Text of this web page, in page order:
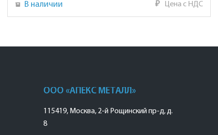
В наличии ₽ Цена с НДС
ООО «АПЕКС МЕТАЛЛ»
115419, Москва, 2-й Рощинский пр-д, д.
8